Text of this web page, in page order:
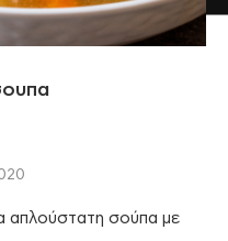
απλούστατη σούπα με